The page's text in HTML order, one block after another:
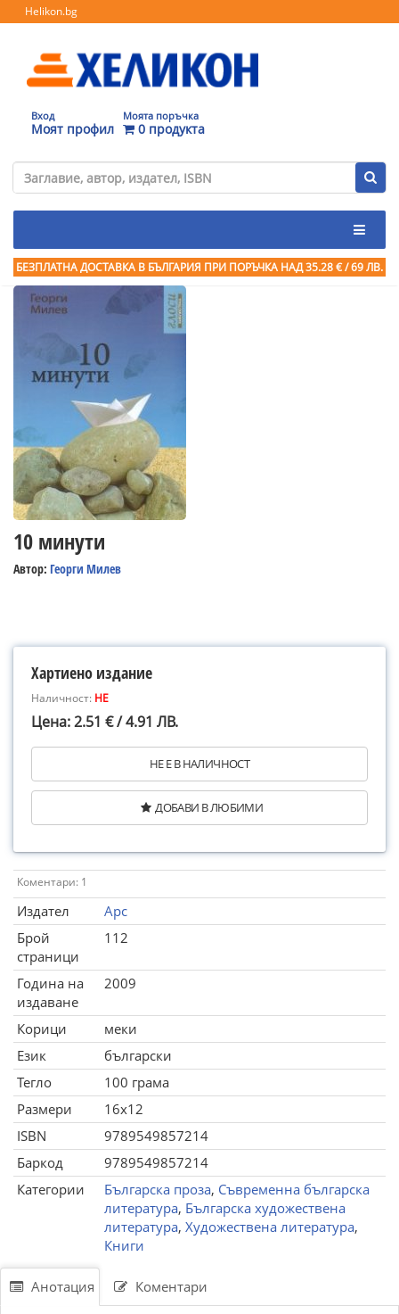
Helikon.bg
Вход
Моят профил
Моята поръчка
0 продукта
БЕЗПЛАТНА ДОСТАВКА В БЪЛГАРИЯ ПРИ ПОРЪЧКА НАД 35.28 € / 69 ЛВ.
10 минути
Автор: Георги Милев
Хартиено издание
Наличност: НЕ
Цена: 2.51 € / 4.91 ЛВ.
НЕ Е В НАЛИЧНОСТ
ДОБАВИ В ЛЮБИМИ
Коментари: 1
Издател
Арс
Брой
страници
112
Година на
издаване
2009
Корици
меки
Език
български
Тегло
100 грама
Размери
16x12
ISBN
9789549857214
Баркод
9789549857214
Категории
Българска проза, Съвременна българска
литература, Българска художествена
литература, Художествена литература,
Книги
Анотация Коментари